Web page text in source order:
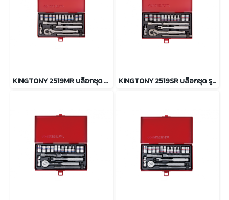
KINGTONY 2519MR บล็อกชุด รู 1/4” 18 ตัว/ชุด (ระบบมิล) KINGTONY 2519SR บล็อกชุด รู 1/4” 18 ตัว/ชุด (ระบบนิ้ว)